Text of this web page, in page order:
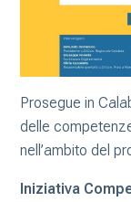
Prosegue in
delle
nell’ambito del
Iniziativa